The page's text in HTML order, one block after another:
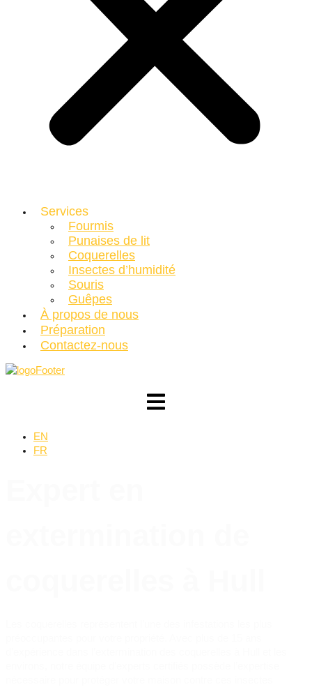
Services
Fourmis
Punaises de lit
Coquerelles
Insectes d’humidité
Souris
Guêpes
À propos de nous
Préparation
Contactez-nous
EN
FR